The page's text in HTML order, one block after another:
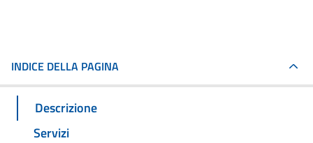
INDICE DELLA PAGINA
Descrizione
Servizi